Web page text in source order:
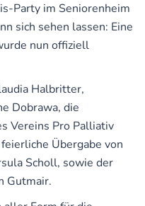
Party im Seniorenheim
sich sehen lassen: Eine
nun offiziell
Halbritter,
Dobrawa, die
Vereins Pro Palliativ
Übergabe von
Scholl, sowie der
Gutmair.